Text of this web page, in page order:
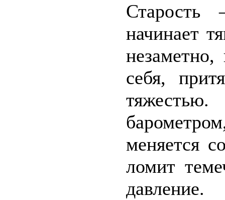
Старость
начинает
незаметно,
себя,
меняется
ломит
давление.